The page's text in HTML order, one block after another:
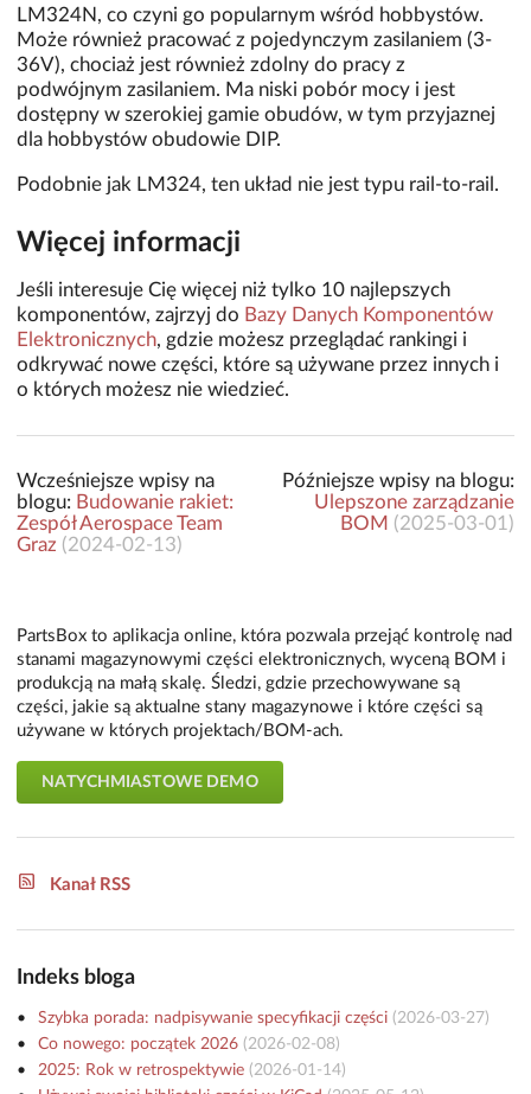
LM324N, co czyni go popularnym wśród hobbystów.
Może również pracować z pojedynczym zasilaniem (3-
36V), chociaż jest również zdolny do pracy z
podwójnym zasilaniem. Ma niski pobór mocy i jest
dostępny w szerokiej gamie obudów, w tym przyjaznej
dla hobbystów obudowie DIP.
Podobnie jak LM324, ten układ nie jest typu rail-to-rail.
Więcej informacji
Jeśli interesuje Cię więcej niż tylko 10 najlepszych
komponentów, zajrzyj do Bazy Danych Komponentów
Elektronicznych, gdzie możesz przeglądać rankingi i
odkrywać nowe części, które są używane przez innych i
o których możesz nie wiedzieć.
Wcześniejsze wpisy na
blogu: Budowanie rakiet:
Zespół Aerospace Team
Graz (2024-02-13)
Późniejsze wpisy na blogu:
Ulepszone zarządzanie
BOM (2025-03-01 )
PartsBox to aplikacja online, która pozwala przejąć kontrolę nad
stanami magazynowymi części elektronicznych, wyceną BOM i
produkcją na małą skalę. Śledzi, gdzie przechowywane są
części, jakie są aktualne stany magazynowe i które części są
używane w których projektach/BOM-ach.
NATYCHMIASTOWE DEMO
Kanał RSS
Indeks bloga
Szybka porada: nadpisywanie specyfikacji części(2026-03-27)
Co nowego: początek 2026(2026-02-08)
2025: Rok w retrospektywie(2026-01-14)